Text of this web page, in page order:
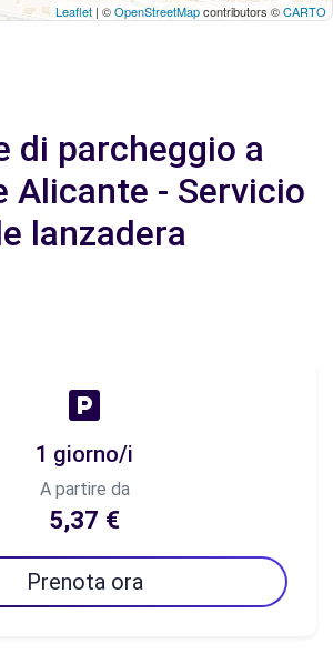
Leaflet | ©OpenStreetMapcontributors ©CARTO
di parcheggio a
Alicante - Servicio
lanzadera
1 giorno/i
A partire da
5,37 €
Prenota ora